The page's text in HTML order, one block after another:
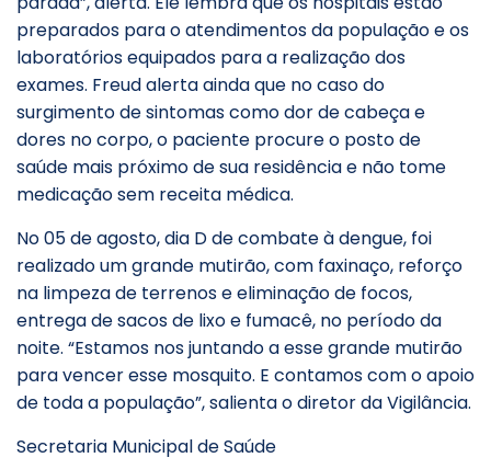
preparados para o atendimentos da população e os
laboratórios equipados para a realização dos
exames. Freud alerta ainda que no caso do
surgimento de sintomas como dor de cabeça e
dores no corpo, o paciente procure o posto de
saúde mais próximo de sua residência e não tome
medicação sem receita médica.
No 05 de agosto, dia D de combate à dengue, foi
realizado um grande mutirão, com faxinaço, reforço
na limpeza de terrenos e eliminação de focos,
entrega de sacos de lixo e fumacê, no período da
noite. “Estamos nos juntando a esse grande mutirão
para vencer esse mosquito. E contamos com o apoio
de toda a população”, salienta o diretor da Vigilância.
Secretaria Municipal de Saúde